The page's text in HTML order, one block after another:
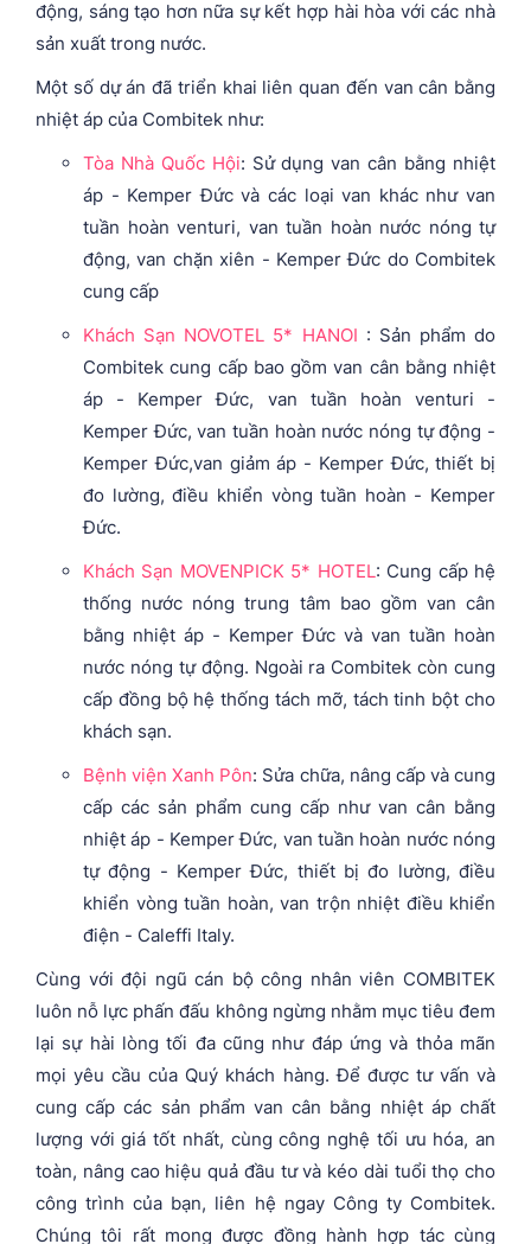
động, sáng tạo hơn nữa sự kết hợp hài hòa với các nhà
sản xuất trong nước.
Một số dự án đã triển khai liên quan đến van cân bằng
nhiệt áp của Combitek như:
Tòa Nhà Quốc Hội: Sử dụng van cân bằng nhiệt
áp - Kemper Đức và các loại van khác như van
tuần hoàn venturi, van tuần hoàn nước nóng tự
động, van chặn xiên - Kemper Đức do Combitek
cung cấp
Khách Sạn NOVOTEL 5* HANOI : Sản phẩm do
Combitek cung cấp bao gồm van cân bằng nhiệt
áp - Kemper Đức, van tuần hoàn venturi -
Kemper Đức, van tuần hoàn nước nóng tự động -
Kemper Đức,van giảm áp - Kemper Đức, thiết bị
đo lường, điều khiển vòng tuần hoàn - Kemper
Đức.
Khách Sạn MOVENPICK 5* HOTEL: Cung cấp hệ
thống nước nóng trung tâm bao gồm van cân
bằng nhiệt áp - Kemper Đức và van tuần hoàn
nước nóng tự động. Ngoài ra Combitek còn cung
cấp đồng bộ hệ thống tách mỡ, tách tinh bột cho
khách sạn.
Bệnh viện Xanh Pôn: Sửa chữa, nâng cấp và cung
cấp các sản phẩm cung cấp như van cân bằng
nhiệt áp - Kemper Đức, van tuần hoàn nước nóng
tự động - Kemper Đức, thiết bị đo lường, điều
khiển vòng tuần hoàn, van trộn nhiệt điều khiển
điện - Caleffi Italy.
Cùng với đội ngũ cán bộ công nhân viên COMBITEK
luôn nỗ lực phấn đấu không ngừng nhằm mục tiêu đem
lại sự hài lòng tối đa cũng như đáp ứng và thỏa mãn
mọi yêu cầu của Quý khách hàng. Để được tư vấn và
cung cấp các sản phẩm van cân bằng nhiệt áp chất
lượng với giá tốt nhất, cùng công nghệ tối ưu hóa, an
toàn, nâng cao hiệu quả đầu tư và kéo dài tuổi thọ cho
công trình của bạn, liên hệ ngay Công ty Combitek.
Chúng tôi rất mong được đồng hành hợp tác cùng